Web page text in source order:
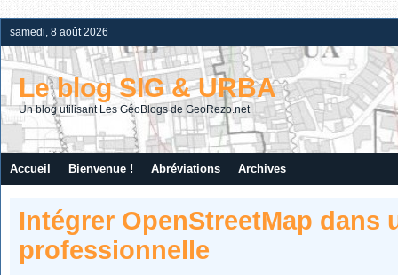
samedi, 8 août 2026
Le blog SIG & URBA
Un blog utilisant Les GéoBlogs de GeoRezo.net
Accueil Bienvenue ! Abréviations Archives
Intégrer OpenStreetMap dans
professionnelle